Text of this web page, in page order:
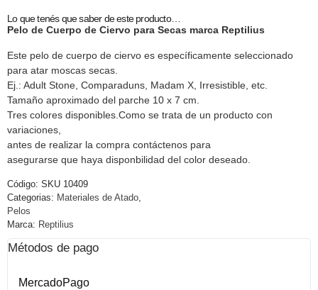
Lo que tenés que saber de este producto…
Pelo de Cuerpo de Ciervo para Secas marca Reptilius
Este pelo de cuerpo de ciervo es específicamente seleccionado
para atar moscas secas.
Ej.: Adult Stone, Comparaduns, Madam X, Irresistible, etc.
Tamaño aproximado del parche 10 x 7 cm.
Tres colores disponibles.Como se trata de un producto con
variaciones,
antes de realizar la compra contáctenos para
asegurarse que haya disponbilidad del color deseado.
Código: SKU 10409
Categorias: Materiales de Atado
Pelos
Marca: Reptilius
Métodos de pago
MercadoPago